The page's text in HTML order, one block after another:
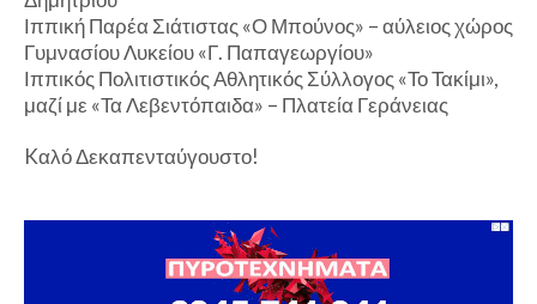
Ιππική Παρέα Σιάτιστας «Ο Μπούνος» – αύλειος χώρος
Γυμνασίου Λυκείου «Γ. Παπαγεωργίου»
Ιππικός Πολιτιστικός Αθλητικός Σύλλογος «Το Τακίμι»,
μαζί με «Τα Λεβεντόπαιδα» – Πλατεία Γεράνειας
Kαλό Δεκαπενταύγουστο!